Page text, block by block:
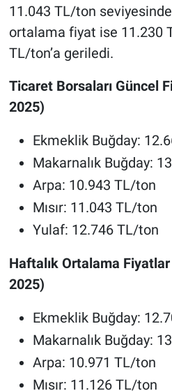
11.043 TL/ton
ortalama fiyat ise 11.230
TL/ton’a geriledi.
Ticaret Borsaları Güncel
2025)
Ekmeklik Buğday:
Makarnalık Buğday:
Arpa: 10.943 TL/ton
Mısır: 11.043 TL/ton
Yulaf: 12.746 TL/ton
Haftalık Ortalama
2025)
Ekmeklik Buğday:
Makarnalık Buğday:
Arpa: 10.971 TL/ton
Mısır: 11.126 TL/ton